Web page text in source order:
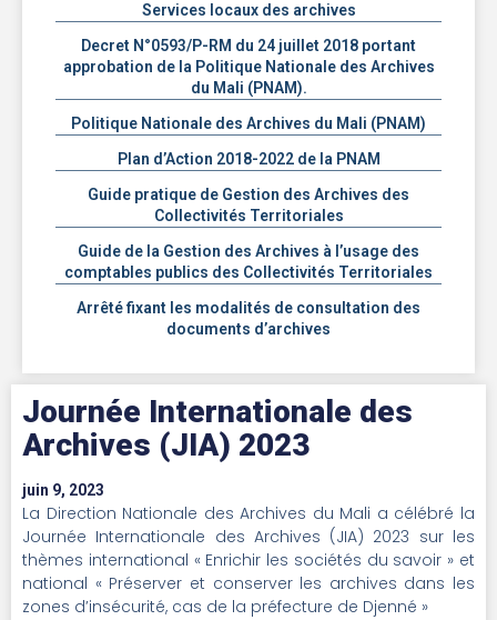
Services locaux des archives
Decret N°0593/P-RM du 24 juillet 2018 portant
approbation de la Politique Nationale des Archives
du Mali (PNAM).
Politique Nationale des Archives du Mali (PNAM)
Plan d’Action 2018-2022 de la PNAM
Guide pratique de Gestion des Archives des
Collectivités Territoriales
Guide de la Gestion des Archives à l’usage des
comptables publics des Collectivités Territoriales
Arrêté fixant les modalités de consultation des
documents d’archives
Journée Internationale des
Archives (JIA) 2023
juin 9, 2023
La Direction Nationale des Archives du Mali a célébré la
Journée Internationale des Archives (JIA) 2023 sur les
thèmes international « Enrichir les sociétés du savoir » et
national « Préserver et conserver les archives dans les
zones d’insécurité, cas de la préfecture de Djenné »